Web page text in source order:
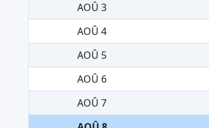
AOÛ 3
AOÛ 4
AOÛ 5
AOÛ 6
AOÛ 7